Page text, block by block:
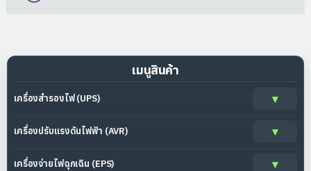
เมนูสินค้า
เครื่องสำรองไฟ (UPS)
เครื่องปรับแรงดันไฟฟ้า (AVR)
เครื่องจ่ายไฟฉุกเฉิน (EPS)